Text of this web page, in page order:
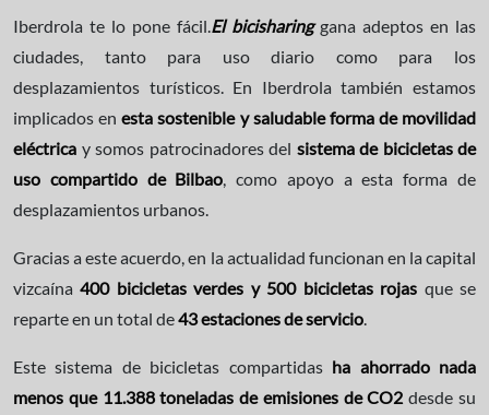
Iberdrola te lo pone fácil. El bicisharinggana adeptos en las
ciudades, tanto para uso diario como para los
desplazamientos turísticos. En Iberdrola también estamos
implicados enesta sostenible y saludable forma de movilidad
eléctrica y somos patrocinadores del sistema de bicicletas de
uso compartido de Bilbao , como apoyo a esta forma de
desplazamientos urbanos.
Gracias a este acuerdo, en la actualidad funcionan en la capital
vizcaína400 bicicletas verdes y 500 bicicletas rojas que se
reparte en un total de43 estaciones de servicio
Este sistema de bicicletas compartidas ha ahorrado nada
menos que 11.388 toneladas de emisiones de CO2 desde su